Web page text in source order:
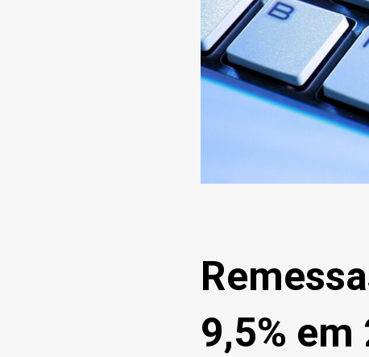
9,5% em